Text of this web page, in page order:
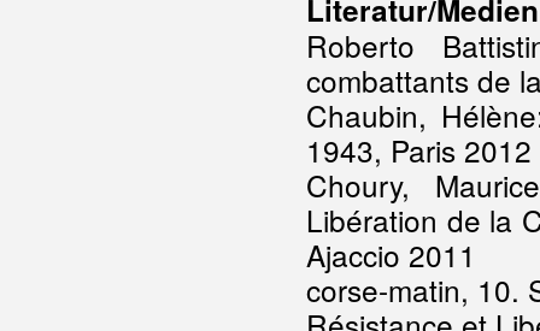
Literatur/Medien
Roberto
combattants de
Chaubin,
1943, Paris 2012
Choury,
Libération de la
Ajaccio 2011
corse-matin, 10.